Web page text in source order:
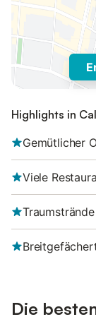
Highlights in
Gemütlicher
Viele
Die